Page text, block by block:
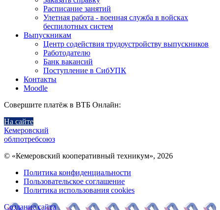
Расписание занятий
Улетная работа - военная служба в войсках
беспилотных систем
Выпускникам
Центр содействия трудоустройству выпускников
Работодателю
Банк вакансий
Поступление в СибУПК
Контакты
Moodle
Совершите платёж в ВТБ Онлайн:
На сайте
Кемеровский
облпотребсоюз
© «Кемеровский кооперативный техникум», 2026
Политика конфиденциальности
Пользовательское соглашение
Политика использования cookies
Создание сайта